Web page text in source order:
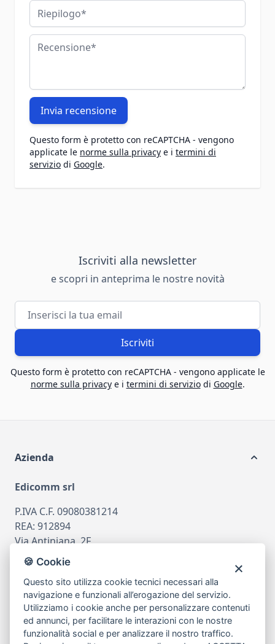
Riepilogo
Recensione
Invia recensione
Questo form è protetto con reCAPTCHA - vengono
applicate le norme sulla privacy e i termini di
servizio di Google.
Iscriviti alla newsletter
e scopri in anteprima le nostre novità
Indirizzo email
Iscriviti
Questo form è protetto con reCAPTCHA - vengono applicate le
norme sulla privacye i termini di serviziodi Google.
Azienda
Edicomm srl
P.IVA C.F. 09080381214
REA: 912894
Via Antiniana, 2F
80078 Pozzuoli
tel081.7515380
emailinfo@edicomm.it
Assistenza Clienti
🍪 Cookie
Questo sito utilizza cookie tecnici necessari alla
navigazione e funzionali all’erogazione del servizio.
Utilizziamo i cookie anche per personalizzare contenuti
ed annunci, per facilitare le interazioni con le nostre
funzionalità social e per analizzare il nostro traffico.